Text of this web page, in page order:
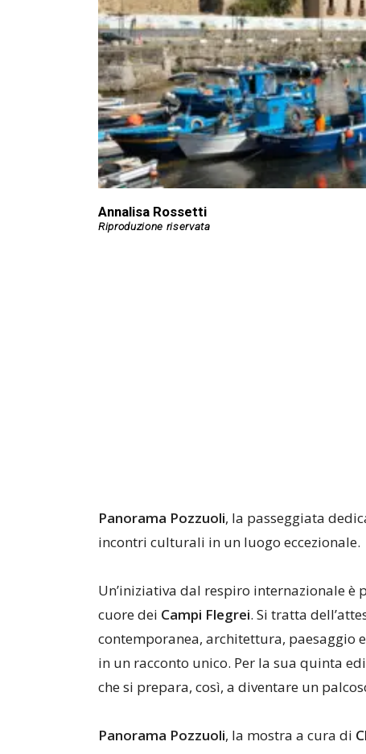
Annalisa Rossetti
Panorama Pozzuoli, la passeggiata
incontri culturali in un luogo eccezionale.
Un’iniziativa dal respiro internazionale è
cuore dei Campi Flegrei. Si tratta
contemporanea, architettura, paesaggio
in un racconto unico. Per la sua quinta
che si prepara, così, a diventare un
Panorama Pozzuoli, la mostra a cura di